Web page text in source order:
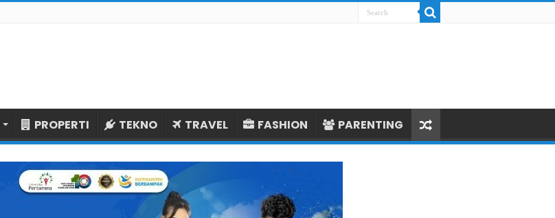
PROPERTI TEKNO TRAVEL FASHION PARENTING